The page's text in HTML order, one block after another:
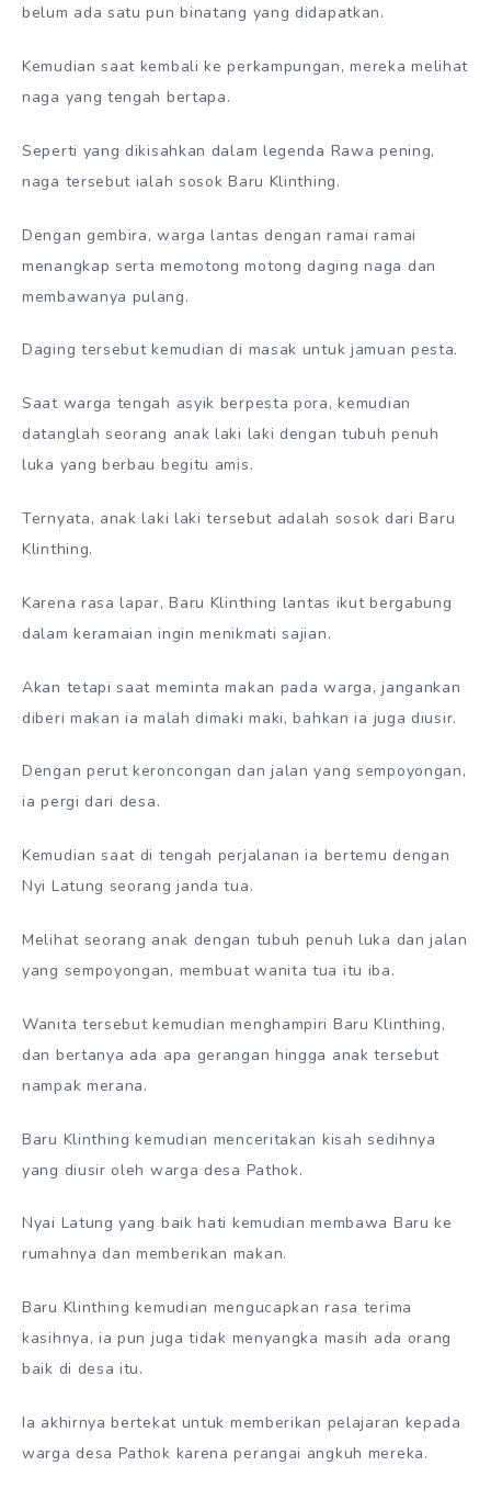
belum ada satu pun binatang yang didapatkan.
Kemudian saat kembali ke perkampungan, mereka melihat
naga yang tengah bertapa.
Seperti yang dikisahkan dalam legenda Rawa pening,
naga tersebut ialah sosok Baru Klinthing.
Dengan gembira, warga lantas dengan ramai ramai
menangkap serta memotong motong daging naga dan
membawanya pulang.
Daging tersebut kemudian di masak untuk jamuan pesta.
Saat warga tengah asyik berpesta pora, kemudian
datanglah seorang anak laki laki dengan tubuh penuh
luka yang berbau begitu amis.
Ternyata, anak laki laki tersebut adalah sosok dari Baru
Klinthing.
Karena rasa lapar, Baru Klinthing lantas ikut bergabung
dalam keramaian ingin menikmati sajian.
Akan tetapi saat meminta makan pada warga, jangankan
diberi makan ia malah dimaki maki, bahkan ia juga diusir.
Dengan perut keroncongan dan jalan yang sempoyongan,
ia pergi dari desa.
Kemudian saat di tengah perjalanan ia bertemu dengan
Nyi Latung seorang janda tua.
Melihat seorang anak dengan tubuh penuh luka dan jalan
yang sempoyongan, membuat wanita tua itu iba.
Wanita tersebut kemudian menghampiri Baru Klinthing,
dan bertanya ada apa gerangan hingga anak tersebut
nampak merana.
Baru Klinthing kemudian menceritakan kisah sedihnya
yang diusir oleh warga desa Pathok.
Nyai Latung yang baik hati kemudian membawa Baru ke
rumahnya dan memberikan makan.
Baru Klinthing kemudian mengucapkan rasa terima
kasihnya, ia pun juga tidak menyangka masih ada orang
baik di desa itu.
Ia akhirnya bertekat untuk memberikan pelajaran kepada
warga desa Pathok karena perangai angkuh mereka.